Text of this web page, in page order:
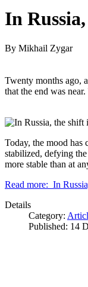
In
By Mikhail Zygar
Twenty months ago,
that the end was
Today, the mood has
stabilized, defying
more stable than at
Read more: In
Details
Category:
Published: 14